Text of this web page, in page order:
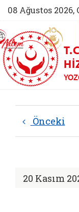
08 Ağustos 2026,
(yeni sekmede açılır)
AİLEM İletişim
Önceki
20 Kasım